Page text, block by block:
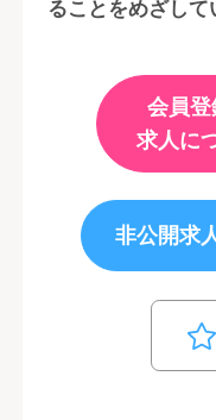
ることをめざして
会員
求人に
非公開求